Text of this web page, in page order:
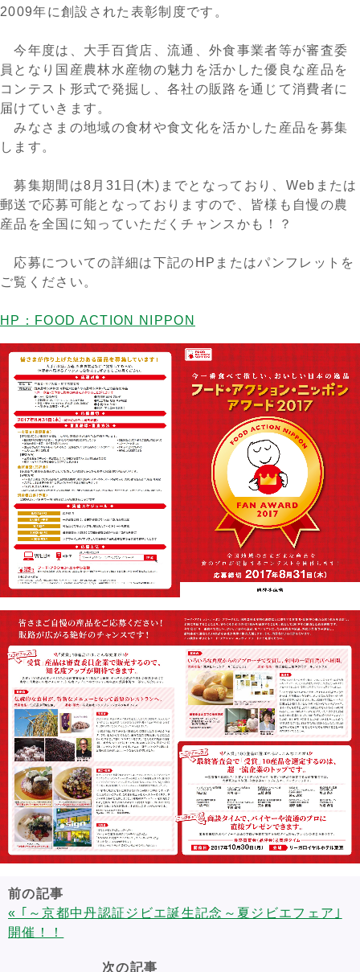
2009年に創設された表彰制度です。
今年度は、大手百貨店、流通、外食事業者等が審査委
員となり国産農林水産物の魅力を活かした優良な産品を
コンテスト形式で発掘し、各社の販路を通じて消費者に
届けていきます。
みなさまの地域の食材や食文化を活かした産品を募集
します。
募集期間は8月31日(木)までとなっており、Webまたは
郵送で応募可能となっておりますので、皆様も自慢の農
産品を全国に知っていただくチャンスかも！？
応募についての詳細は下記のHPまたはパンフレットを
ご覧ください。
HP：FOOD ACTION NIPPON
前の記事
« ｢～京都中丹認証ジビエ誕生記念～夏ジビエフェア｣
開催！！
次の記事